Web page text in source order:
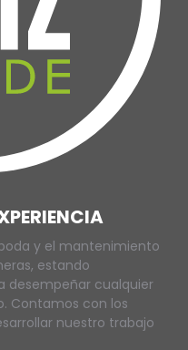
y el mantenimiento
estando
desempeñar cualquier
Contamos con los
nuestro trabajo